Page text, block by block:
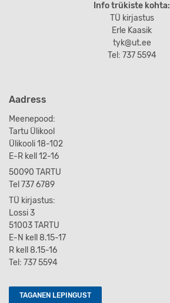
Info trükiste kohta:
TÜ kirjastus
Erle Kaasik
tyk@ut.ee
Tel: 737 5594
Aadress
Meenepood:
Tartu Ülikool
Ülikooli 18-102
E-R kell 12-16
50090 TARTU
Tel 737 6789
TÜ kirjastus:
Lossi 3
51003 TARTU
E-N kell 8.15-17
R kell 8.15-16
Tel: 737 5594
TAGANEN LEPINGUST